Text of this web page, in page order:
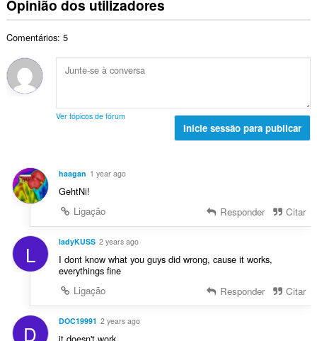
e
s
i
õ
e
e
a
l
i
ç
õ
o
t
d
e
a
ç
:
e
t
o
l
v
a
a
ç
õ
e
Opinião dos utilizadores
Comentários: 5
Ver tópicos de fórum
Inicie sessão para publicar
haagan 1 year ago
GehtNi!
Ligação
Responder Citar
L ladyKUSS 2 years ago
I dont know what you guys did wrong, cause it works,
everythings fine
Ligação
Responder Citar
D DOC19991 2 years ago
it doesn't work